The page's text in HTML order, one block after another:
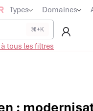
Types Domaines
⌘+K
tous les filtres
: